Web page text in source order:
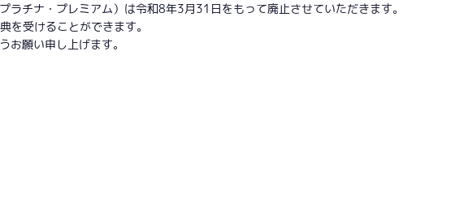
電話投票キャンペーン
チナ・プレミアム）は令和8年3月31日をもって廃止させていただきます。
受けることができます。
願い申し上げます。